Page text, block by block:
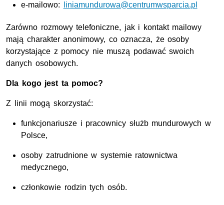
e-mailowo: liniamundurowa@centrumwsparcia.pl
Zarówno rozmowy telefoniczne, jak i kontakt mailowy
mają charakter anonimowy, co oznacza, że osoby
korzystające z pomocy nie muszą podawać swoich
danych osobowych.
Dla kogo jest ta pomoc?
Z linii mogą skorzystać:
funkcjonariusze i pracownicy służb mundurowych w
Polsce,
osoby zatrudnione w systemie ratownictwa
medycznego,
członkowie rodzin tych osób.